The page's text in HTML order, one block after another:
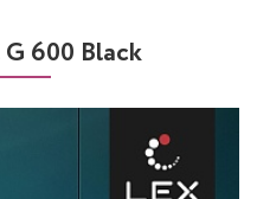
G 600 Black